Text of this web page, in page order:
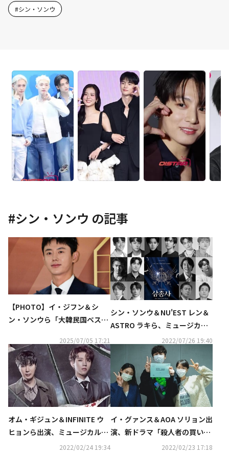
#シン・ソンウ
#シン・ソンウ の記事
【PHOTO】イ・ジフン＆シ
ン・ソンウら「大韓民国ベスト
2025/07/05 17:21
シン・ソンウ＆NU'EST レン＆
ASTRO ラキら、ミュージカル
「三銃士」にキャスティング
2022/07/26 19:40
オム・ギジュン＆INFINITE ウ
ヒョンら出演、ミュージカル
「ジャック・ザ・リッパー」4
2022/02/24 19:34
イ・グァンス＆AOA ソリョン出
演、新ドラマ「殺人者の買い物
リスト」台本読み合わせ現場を
2022/02/23 17:18